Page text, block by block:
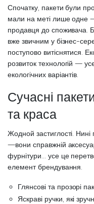
Спочатку, пакети були
мали на меті лише одне
продавця до споживача.
вже звичним у бізнес-
поступово витіснятися.
розвиток технологій —
екологічних варіантів.
Сучасні
та краса
Жодной застиглості.
—вони справжній
фурнітури… усе це
елемент брендування.
Глянсові та прозорі
Яскраві ручки, які